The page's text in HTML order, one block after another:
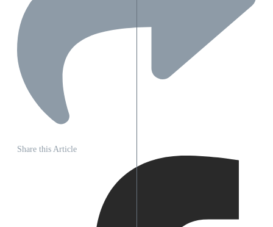
Share this Article